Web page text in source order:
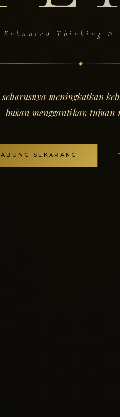
Enhanced Thinking &
seharusnya meningkatkan
bukan menggantikan tujuan
SEKARANG